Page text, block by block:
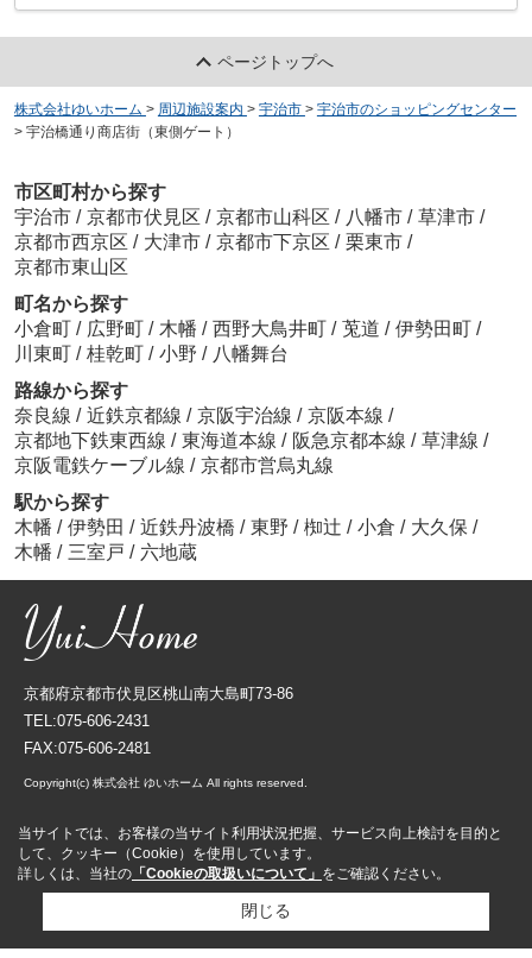
ページトップへ
株式会社ゆいホーム > 周辺施設案内 > 宇治市 > 宇治市のショッピングセンター
> 宇治橋通り商店街（東側ゲート）
市区町村から探す
宇治市 / 京都市伏見区 / 京都市山科区 / 八幡市 / 草津市 /
京都市西京区 / 大津市 / 京都市下京区 / 栗東市 /
京都市東山区
町名から探す
小倉町 / 広野町 / 木幡 / 西野大鳥井町 / 莵道 / 伊勢田町 /
川東町 / 桂乾町 / 小野 / 八幡舞台
路線から探す
奈良線 / 近鉄京都線 / 京阪宇治線 / 京阪本線 /
京都地下鉄東西線 / 東海道本線 / 阪急京都本線 / 草津線 /
京阪電鉄ケーブル線 / 京都市営烏丸線
駅から探す
木幡 / 伊勢田 / 近鉄丹波橋 / 東野 / 椥辻 / 小倉 / 大久保 /
木幡 / 三室戸 / 六地蔵
京都府京都市伏見区桃山南大島町73-86
TEL:075-606-2431
FAX:075-606-2481
Copyright(c) 株式会社 ゆいホーム All rights reserved.
当サイトでは、お客様の当サイト利用状況把握、サービス向上検討を目的と
して、クッキー（Cookie）を使用しています。
詳しくは、当社の 「Cookieの取扱いについて」 をご確認ください。
閉じる